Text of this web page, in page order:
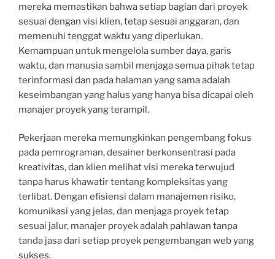
mereka memastikan bahwa setiap bagian dari proyek
sesuai dengan visi klien, tetap sesuai anggaran, dan
memenuhi tenggat waktu yang diperlukan.
Kemampuan untuk mengelola sumber daya, garis
waktu, dan manusia sambil menjaga semua pihak tetap
terinformasi dan pada halaman yang sama adalah
keseimbangan yang halus yang hanya bisa dicapai oleh
manajer proyek yang terampil.
Pekerjaan mereka memungkinkan pengembang fokus
pada pemrograman, desainer berkonsentrasi pada
kreativitas, dan klien melihat visi mereka terwujud
tanpa harus khawatir tentang kompleksitas yang
terlibat. Dengan efisiensi dalam manajemen risiko,
komunikasi yang jelas, dan menjaga proyek tetap
sesuai jalur, manajer proyek adalah pahlawan tanpa
tanda jasa dari setiap proyek pengembangan web yang
sukses.